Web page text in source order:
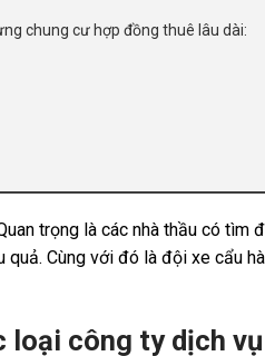
chung cư hợp đồng thuê lâu dài:
trọng là các nhà thầu có tìm
Cùng với đó là đội xe cẩu
loại công ty dịch